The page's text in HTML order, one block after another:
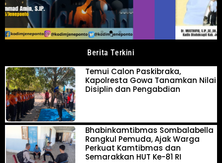
Berita Terkini
Temui Calon Paskibraka,
Kapolresta Gowa Tanamkan Nilai
Disiplin dan Pengabdian
Bhabinkamtibmas Sombalabella
Rangkul Pemuda, Ajak Warga
Perkuat Kamtibmas dan
Semarakkan HUT Ke-81 RI